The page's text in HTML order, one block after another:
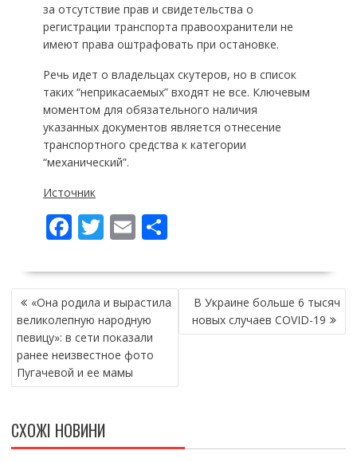
за отсутствие прав и свидетельства о
регистрации транспорта правоохранители не
имеют права оштрафовать при остановке.
Речь идет о владельцах скутеров, но в список
таких “неприкасаемых” входят не все. Ключевым
моментом для обязательного наличия
указанных документов является отнесение
транспортного средства к категории
“механический”.
Источник
F
e
b
o
o
k
T
itt
er
E
ai
l
П
ді
л
и
и
НАВІГАЦІЯ
ЗАПИСІВ
«Она родила и вырастила
великолепную народную
певицу»: в сети показали
ранее неизвестное фото
Пугачевой и ее мамы
В Украине больше 6 тысяч
новых случаев COVID-19
СХОЖІ НОВИНИ